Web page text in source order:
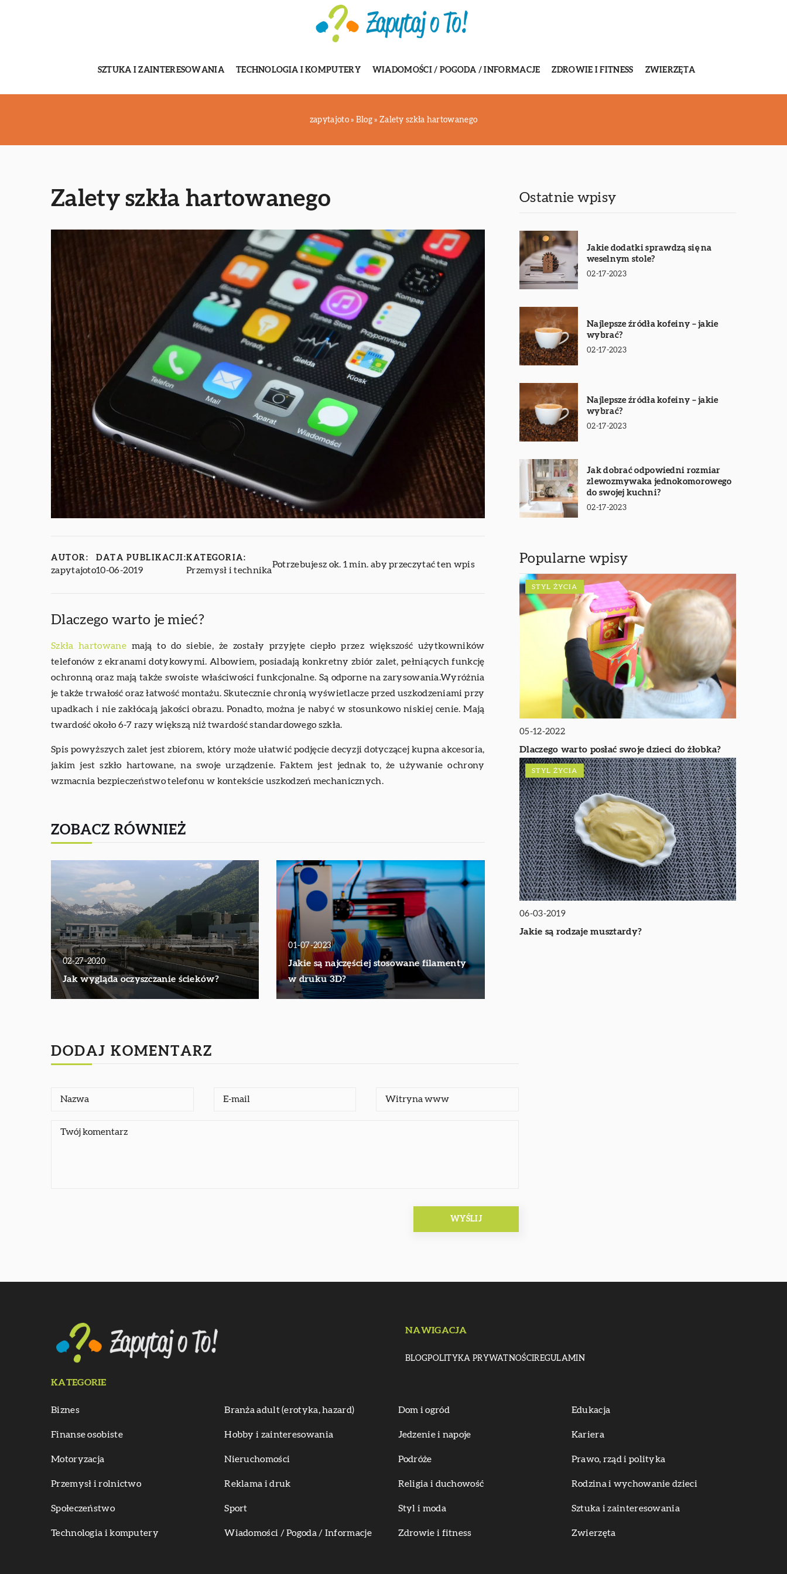
SZTUKA I ZAINTERESOWANIA TECHNOLOGIA I KOMPUTERY WIADOMOŚCI / POGODA / INFORMACJE ZDROWIE I FITNESS ZWIERZĘTA
zapytajoto» Blog » Zalety szkła hartowanego
Zalety szkła hartowanego
AUTOR:
zapytajoto
DATA PUBLIKACJI:
10-06-2019
KATEGORIA:
Przemysł i technika
Potrzebujesz ok. 1 min. aby przeczytać ten wpis
Dlaczego warto je mieć?
Szkła hartowanemają to do siebie, że zostały przyjęte ciepło przez większość użytkowników
telefonów z ekranami dotykowymi. Albowiem, posiadają konkretny zbiór zalet, pełniących funkcję
ochronną oraz mają także swoiste właściwości funkcjonalne. Są odporne na zarysowania.Wyróżnia
je także trwałość oraz łatwość montażu. Skutecznie chronią wyświetlacze przed uszkodzeniami przy
upadkach i nie zakłócają jakości obrazu. Ponadto, można je nabyć w stosunkowo niskiej cenie. Mają
twardość około 6-7 razy większą niż twardość standardowego szkła.
Spis powyższych zalet jest zbiorem, który może ułatwić podjęcie decyzji dotyczącej kupna akcesoria,
jakim jest szkło hartowane, na swoje urządzenie. Faktem jest jednak to, że używanie ochrony
wzmacnia bezpieczeństwo telefonu w kontekście uszkodzeń mechanicznych.
ZOBACZ RÓWNIEŻ
02-27-2020
Jak wygląda oczyszczanie ścieków?
01-07-2023
Jakie są najczęściej stosowane filamenty
w druku 3D?
Ostatnie wpisy
Jakie dodatki sprawdzą się na
weselnym stole?
02-17-2023
Najlepsze źródła kofeiny – jakie
wybrać?
02-17-2023
Najlepsze źródła kofeiny – jakie
wybrać?
02-17-2023
Jak dobrać odpowiedni rozmiar
zlewozmywaka jednokomorowego
do swojej kuchni?
02-17-2023
Popularne wpisy
STYL ŻYCIA
05-12-2022
Dlaczego warto posłać swoje dzieci do żłobka?
STYL ŻYCIA
06-03-2019
Jakie są rodzaje musztardy?
DODAJ KOMENTARZ
NAWIGACJA
BLOGPOLITYKA PRYWATNOŚCIREGULAMIN
KATEGORIE
Biznes Branża adult (erotyka, hazard) Dom i ogród Edukacja
Finanse osobiste Hobby i zainteresowania Jedzenie i napoje Kariera
Motoryzacja Nieruchomości Podróże Prawo, rząd i polityka
Przemysł i rolnictwo Reklama i druk Religia i duchowość Rodzina i wychowanie dzieci
Społeczeństwo Sport Styl i moda Sztuka i zainteresowania
Technologia i komputery Wiadomości / Pogoda / Informacje Zdrowie i fitness Zwierzęta